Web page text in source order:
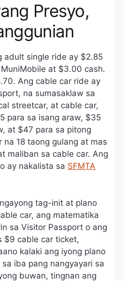
Presyo,
adult single ride ay $2.85
at $3.00 cash.
Ang cable car ride ay
na sumasaklaw sa
streetcar, at cable car,
para sa isang araw, $35
at $47 para sa pitong
na 18 taong gulang at mas
maliban sa cable car. Ang
ay nakalista sa SFMTA
tag-init at plano
car, ang matematika
sa Visitor Passport o ang
$9 cable car ticket,
kalaki ang iyong plano
iba pang nangyayari sa
buwan, tingnan ang